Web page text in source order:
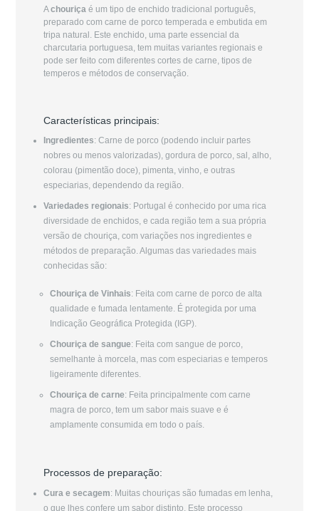
Achouriçaé um tipo de enchido tradicional português,
preparado com carne de porco temperada e embutida em
tripa natural. Este enchido, uma parte essencial da
charcutaria portuguesa, tem muitas variantes regionais e
pode ser feito com diferentes cortes de carne, tipos de
temperos e métodos de conservação.
Características principais:
Ingredientes: Carne de porco (podendo incluir partes
nobres ou menos valorizadas), gordura de porco, sal, alho,
colorau (pimentão doce), pimenta, vinho, e outras
especiarias, dependendo da região.
Variedades regionais: Portugal é conhecido por uma rica
diversidade de enchidos, e cada região tem a sua própria
versão de chouriça, com variações nos ingredientes e
métodos de preparação. Algumas das variedades mais
conhecidas são:
Chouriça de Vinhais: Feita com carne de porco de alta
qualidade e fumada lentamente. É protegida por uma
Indicação Geográfica Protegida (IGP).
Chouriça de sangue: Feita com sangue de porco,
semelhante à morcela, mas com especiarias e temperos
ligeiramente diferentes.
Chouriça de carne: Feita principalmente com carne
magra de porco, tem um sabor mais suave e é
amplamente consumida em todo o país.
Processos de preparação:
Cura e secagem: Muitas chouriças são fumadas em lenha,
o que lhes confere um sabor distinto. Este processo